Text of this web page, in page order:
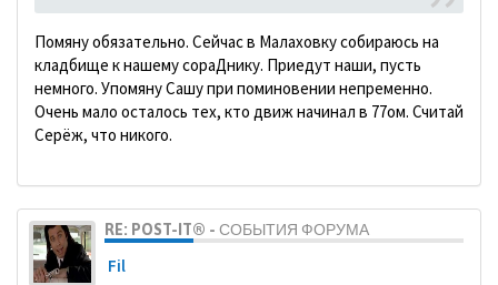
Помяну обязательно. Сейчас в Малаховку собираюсь на
кладбище к нашему сораДнику. Приедут наши, пусть
немного. Упомяну Сашу при поминовении непременно.
Очень мало осталось тех, кто движ начинал в 77ом. Считай
Серёж, что никого.
RE: POST-IT® - СОБЫТИЯ ФОРУМА
Fil